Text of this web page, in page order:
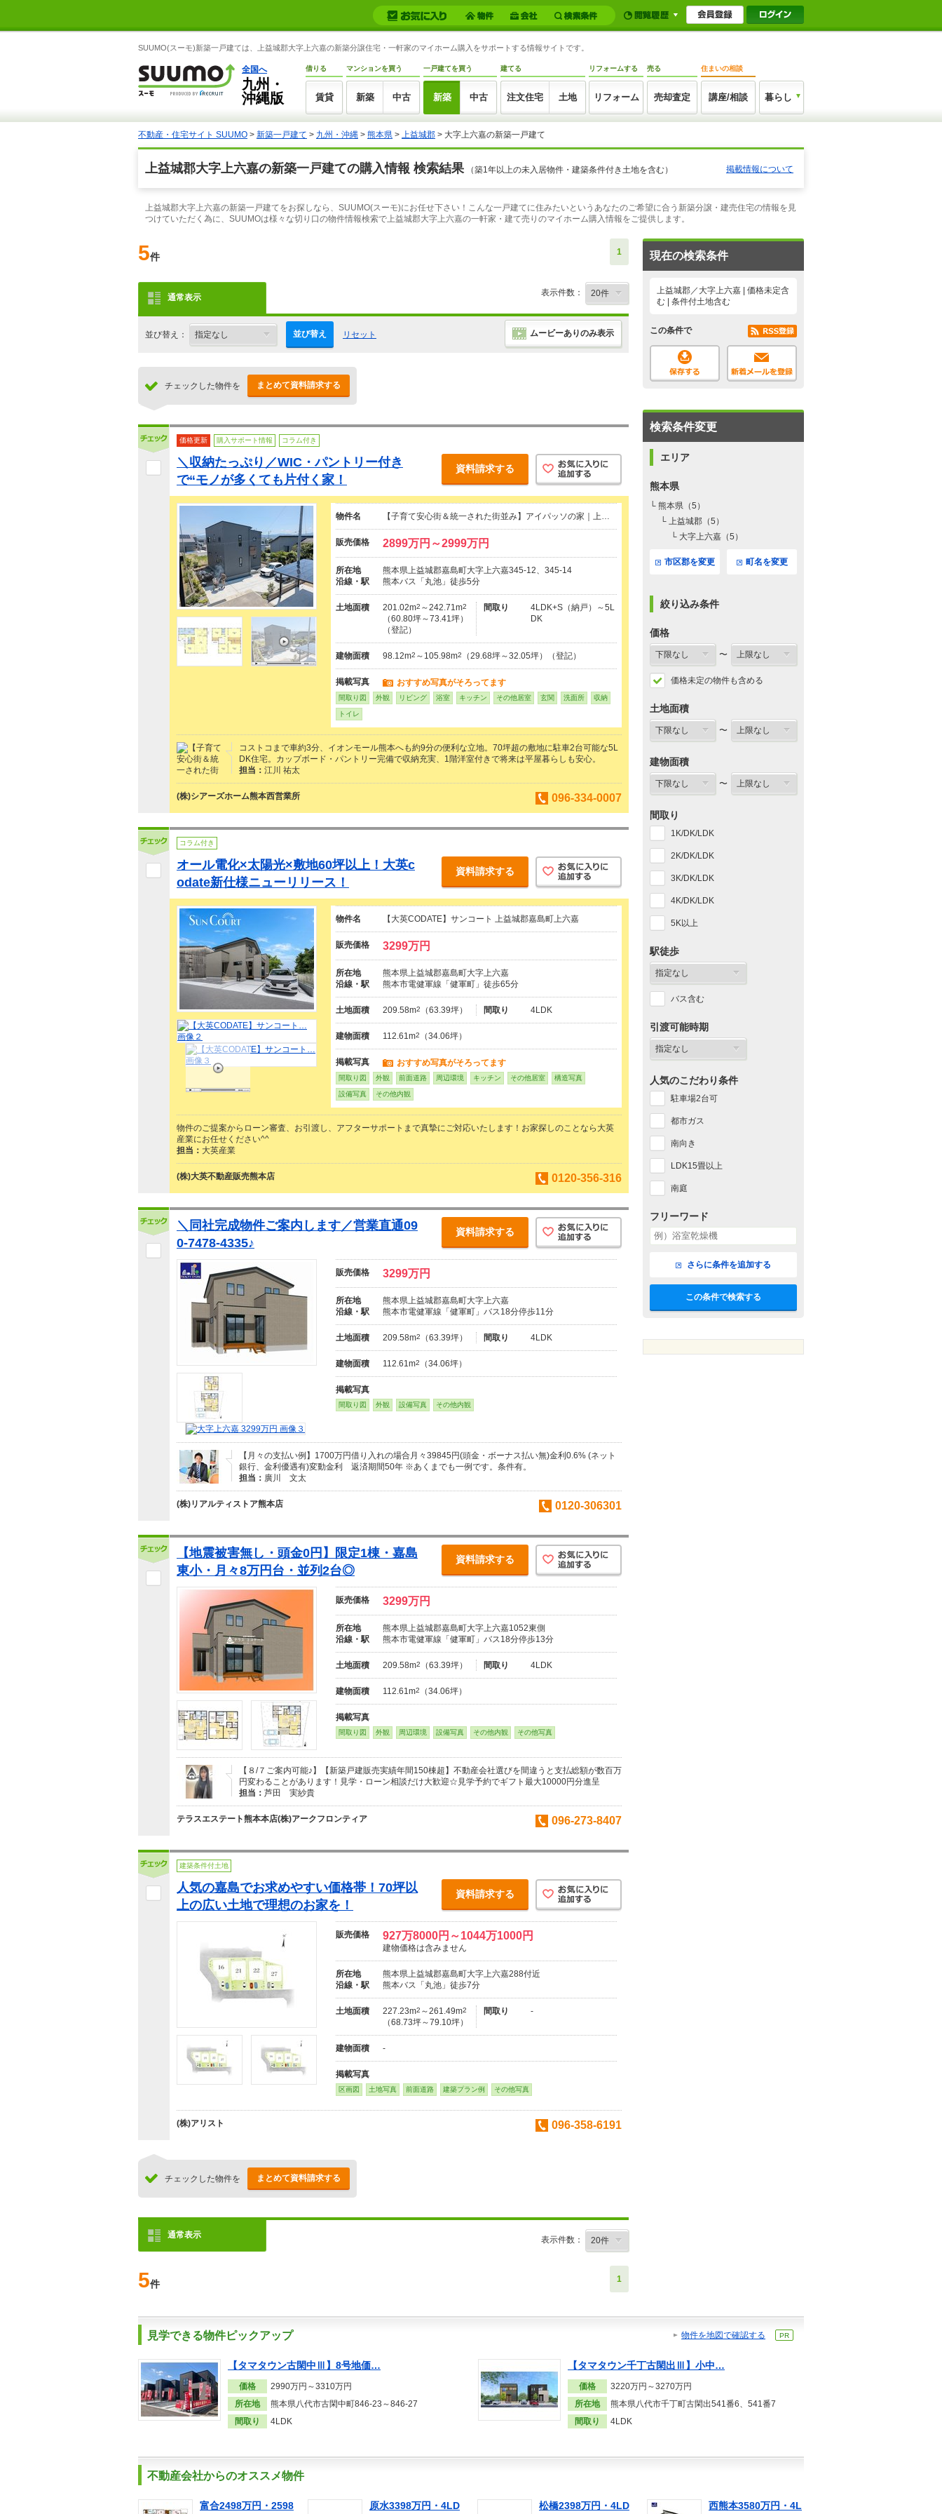
SUUMO(スーモ)新築一戸建ては、上益城郡大字上六嘉の新築分譲住宅・一軒家のマイホーム購入をサポートする情報サイトです。
全国へ
九州・
沖縄版
借りる
賃貸
マンションを買う
新築 中古
一戸建てを買う
新築 中古
建てる
注文住宅 土地
リフォームする
リフォーム
売る
売却査定
住まいの相談
講座/相談 暮らし
不動産・住宅サイト SUUMO > 新築一戸建て > 九州・沖縄 > 熊本県 > 上益城郡 > 大字上六嘉の新築一戸建て
上益城郡大字上六嘉の新築一戸建ての購入情報 検索結果 （築1年以上の未入居物件・建築条件付き土地を含む） 掲載情報について
上益城郡大字上六嘉の新築一戸建てをお探しなら、SUUMO(スーモ)にお任せ下さい！こんな一戸建てに住みたいというあなたのご希望に合う新築分譲・建売住宅の情報を見
つけていただく為に、SUUMOは様々な切り口の物件情報検索で上益城郡大字上六嘉の一軒家・建て売りのマイホーム購入情報をご提供します。
5件 1
通常表示 表示件数：
並び替え： 並び替え リセット ムービーありのみ表示
チェックした物件を まとめて資料請求する
価格更新 購入サポート情報 コラム付き
＼収納たっぷり／WIC・パントリー付き
で“モノが多くても片付く家！
資料請求する
物件名 【子育て安心街＆統一された街並み】アイパッソの家｜上…
販売価格 2899万円～2999万円
所在地
熊本県上益城郡嘉島町大字上六嘉345-12、345-14
沿線・駅
熊本バス「丸池」徒歩5分
土地面積 201.02m2 ～242.71m2
（60.80坪～73.41坪）
（登記）
間取り
4LDK+S（納戸）～5L
DK
建物面積 98.12m2 ～105.98m2 （29.68坪～32.05坪）（登記）
掲載写真 おすすめ写真がそろってます
間取り図 外観 リビング 浴室 キッチン その他居室 玄関 洗面所 収納
トイレ
コストコまで車約3分、イオンモール熊本へも約9分の便利な立地。70坪超の敷地に駐車2台可能な5L
DK住宅。カップボード・パントリー完備で収納充実、1階洋室付きで将来は平屋暮らしも安心。
担当： 江川 祐太
(株)シアーズホーム熊本西営業所 096-334-0007
コラム付き
オール電化×太陽光×敷地60坪以上！大英c
odate新仕様ニューリリース！
資料請求する
物件名 【大英CODATE】サンコート 上益城郡嘉島町上六嘉
販売価格 3299万円
所在地
熊本県上益城郡嘉島町大字上六嘉
沿線・駅
熊本市電健軍線「健軍町」徒歩65分
土地面積 209.58m2 （63.39坪） 間取り 4LDK
建物面積 112.61m2 （34.06坪）
掲載写真 おすすめ写真がそろってます
間取り図 外観 前面道路 周辺環境 キッチン その他居室 構造写真
設備写真 その他内観
物件のご提案からローン審査、お引渡し、アフターサポートまで真摯にご対応いたします！お家探しのことなら大英
産業にお任せください^^
担当： 大英産業
(株)大英不動産販売熊本店 0120-356-316
＼同社完成物件ご案内します／営業直通09
0-7478-4335♪
資料請求する
販売価格 3299万円
所在地
熊本県上益城郡嘉島町大字上六嘉
沿線・駅
熊本市電健軍線「健軍町」バス18分停歩11分
土地面積 209.58m2 （63.39坪） 間取り 4LDK
建物面積 112.61m2 （34.06坪）
掲載写真
間取り図 外観 設備写真 その他内観
【月々の支払い例】1700万円借り入れの場合月々39845円(頭金・ボーナス払い無)金利0.6% (ネット
銀行、金利優遇有)変動金利 返済期間50年 ※あくまでも一例です。条件有。
担当： 廣川 文太
(株)リアルティストア熊本店 0120-306301
【地震被害無し・頭金0円】限定1棟・嘉島
東小・月々8万円台・並列2台◎
資料請求する
販売価格 3299万円
所在地
熊本県上益城郡嘉島町大字上六嘉1052東側
沿線・駅
熊本市電健軍線「健軍町」バス18分停歩13分
土地面積 209.58m2 （63.39坪） 間取り 4LDK
建物面積 112.61m2 （34.06坪）
掲載写真
間取り図 外観 周辺環境 設備写真 その他内観 その他写真
【８/７ご案内可能♪】【新築戸建販売実績年間150棟超】不動産会社選びを間違うと支払総額が数百万
円変わることがあります！見学・ローン相談だけ大歓迎☆見学予約でギフト最大10000円分進呈
担当： 芦田 実紗貴
テラスエステート熊本本店(株)アークフロンティア 096-273-8407
建築条件付土地
人気の嘉島でお求めやすい価格帯！70坪以
上の広い土地で理想のお家を！
資料請求する
販売価格 927万8000円～1044万1000円
建物価格は含みません
所在地
熊本県上益城郡嘉島町大字上六嘉288付近
沿線・駅
熊本バス「丸池」徒歩7分
土地面積 227.23m2 ～261.49m2
（68.73坪～79.10坪）
間取り -
建物面積 -
掲載写真
区画図 土地写真 前面道路 建築プラン例 その他写真
(株)アリスト 096-358-6191
チェックした物件を まとめて資料請求する
通常表示 表示件数：
5件 1
現在の検索条件
上益城郡／大字上六嘉 | 価格未定含
む | 条件付土地含む
この条件で
検索条件変更
エリア
熊本県
└ 熊本県（5）
└ 上益城郡（5）
└ 大字上六嘉（5）
市区郡を変更 町名を変更
絞り込み条件
価格
〜
価格未定の物件も含める
土地面積
〜
建物面積
〜
間取り
1K/DK/LDK
2K/DK/LDK
3K/DK/LDK
4K/DK/LDK
5K以上
駅徒歩
バス含む
引渡可能時期
人気のこだわり条件
駐車場2台可
都市ガス
南向き
LDK15畳以上
南庭
フリーワード
さらに条件を追加する
この条件で検索する
見学できる物件ピックアップ 物件を地図で確認する PR
【タマタウン古閑中Ⅲ】8号地価…
価格
2990万円～3310万円
所在地
熊本県八代市古閑中町846-23～846-27
間取り
4LDK
【タマタウン千丁古閑出Ⅲ】小中…
価格
3220万円～3270万円
所在地
熊本県八代市千丁町古閑出541番6、541番7
間取り
4LDK
不動産会社からのオススメ物件
富合2498万円・2598
原水3398万円・4LD
松橋2398万円・4LD
西熊本3580万円・4L